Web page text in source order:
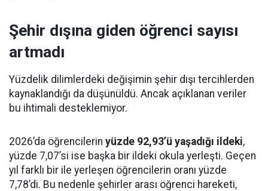
Şehir dışına giden öğrenci sayısı
artmadı
Yüzdelik dilimlerdeki değişimin şehir dışı tercihlerden
kaynaklandığı da düşünüldü. Ancak açıklanan veriler
bu ihtimali desteklemiyor.
2026’da öğrencilerin yüzde 92,93’ü yaşadığı ildeki,
yüzde 7,07’si ise başka bir ildeki okula yerleşti. Geçen
yıl farklı bir ile yerleşen öğrencilerin oranı yüzde
7,78’di. Bu nedenle şehirler arası öğrenci hareketi,